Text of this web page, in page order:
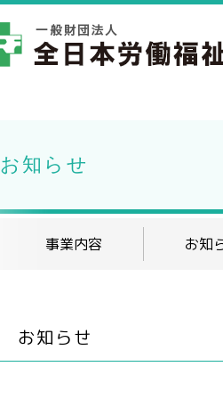
お知らせ
事業内容 お知
お知らせ